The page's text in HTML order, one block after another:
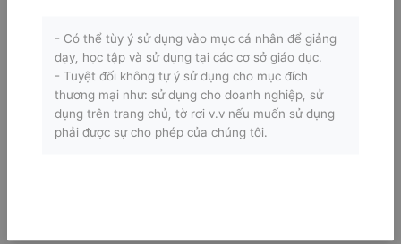
- Có thể tùy ý sử dụng vào mục cá nhân để giảng
dạy, học tập và sử dụng tại các cơ sở giáo dục.
- Tuyệt đối không tự ý sử dụng cho mục đích
thương mại như: sử dụng cho doanh nghiệp, sử
dụng trên trang chủ, tờ rơi v.v nếu muốn sử dụng
phải được sự cho phép của chúng tôi.